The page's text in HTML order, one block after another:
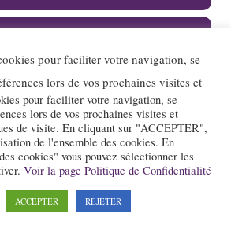
pour faciliter votre navigation, se
lors de vos prochaines visites et
pour faciliter votre navigation, se
lors de vos prochaines visites et
de visite. En cliquant sur "ACCEPTER",
de l'ensemble des cookies. En
cookies" vous pouvez sélectionner les
Voir la page Politique de Confidentialité
ACCEPTER REJETER